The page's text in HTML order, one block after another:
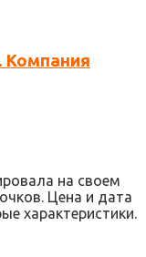
Компания
на своем
Цена и дата
характеристики.